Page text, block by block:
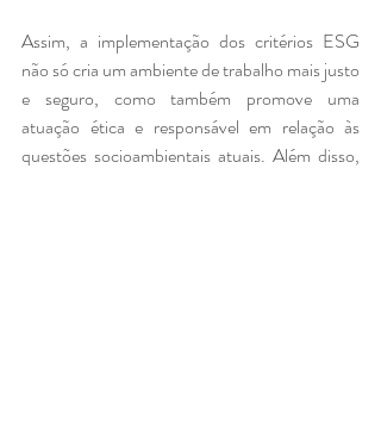
Assim, a implementação dos critérios ESG
não só cria um ambiente de trabalho mais justo
e seguro, como também promove uma
atuação ética e responsável em relação às
questões socioambientais atuais. Além disso,